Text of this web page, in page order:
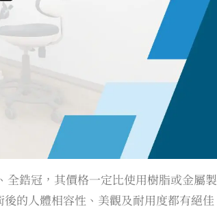
全鋯冠，其價格一定比使用樹脂或金屬製
的人體相容性、美觀及耐用度都有絕佳